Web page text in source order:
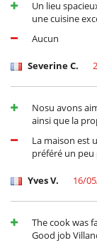
Unterhaltung,
Beheizter Außen-
Fernseher
Fitnessraum
Hammam
Internetzugang
Kabel- oder
Karten- und
Massageraum
privater Tennisplatz
- Die
Villastandortes
- Bei Stornierung
- Stornierung ab
- Bei
bezahlen
-
Un lieu
une cuisine
Aucun
Severine C.
Nosu avons
ainsi que la
La maison est
préféré un peu
Yves V. 16/
The cook was
Good job